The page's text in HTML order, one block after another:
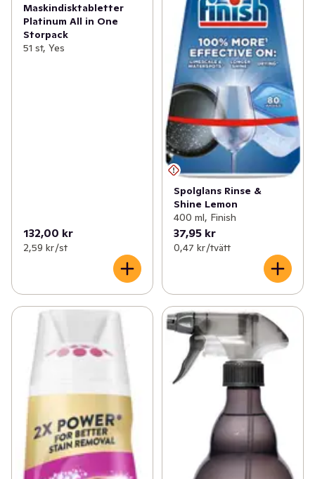
Maskindisktabletter
Platinum All in One
Storpack
51 st, Yes
132,00 kr
2,59 kr /st
Spolglans Rinse &
Shine Lemon
400 ml, Finish
37,95 kr
0,47 kr /tvätt